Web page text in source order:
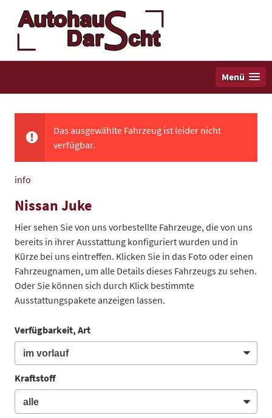
Menü
Das ausgewählte Fahrzeug ist leider nicht
verfügbar.
info
Nissan Juke
Hier sehen Sie von uns vorbestellte Fahrzeuge, die von uns
bereits in ihrer Ausstattung konfiguriert wurden und in
Kürze bei uns eintreffen. Klicken Sie in das Foto oder einen
Fahrzeugnamen, um alle Details dieses Fahrzeugs zu sehen.
Oder Sie können sich durch Klick bestimmte
Ausstattungspakete anzeigen lassen.
Verfügbarkeit, Art
Kraftstoff